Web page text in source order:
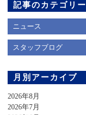
記事のカテゴリー
ニュース
スタッフブログ
月別アーカイブ
2026年8月
2026年7月